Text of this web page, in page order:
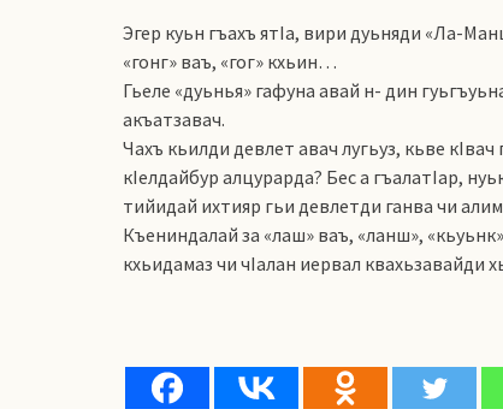
Эгер куьн гъахъ ятIа, вири дуьняди «Ла-
«гонг» ваъ, «гог» кхьин…
Гьеле «дуьнья» гафуна авай н- дин
акъатзавач.
Чахъ кьилди девлет авач лугьуз, кьве кIвач
кIелдайбур алцурарда? Бес а гъалатIар,
тийидай ихтияр гьи девлетди ганва чи
Къениндалай за «лаш» ваъ, «ланш»,
кхьидамаз чи чIалан иервал квахьзавайди